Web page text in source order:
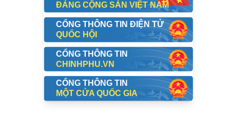
ĐẢNG CỘNG SẢN VIỆT NAM
CỔNG THÔNG TIN ĐIỆN TỬ
QUỐC HỘI
CỔNG THÔNG TIN
CHINHPHU.VN
CỔNG THÔNG TIN
MỘT CỬA QUỐC GIA